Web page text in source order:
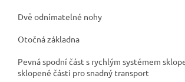
Dvě odnímatelné nohy
Otočná základna
Pevná spodní část s rychlým systémem
sklopené části pro snadný transport